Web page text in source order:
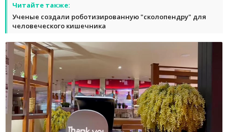
Читайте также:
Ученые создали роботизированную "сколопендру" для
человеческого кишечника